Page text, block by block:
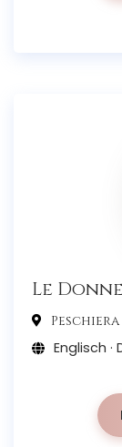
Le
Englisch ·